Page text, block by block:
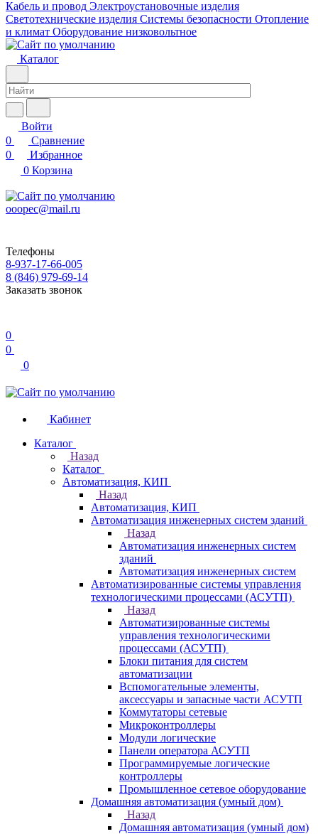
Кабель и провод Электроустановочные изделия
Светотехнические изделия Системы безопасности Отопление
и климат Оборудование низковольтное
Каталог
Войти
0
Сравнение
0
Избранное
0 Корзина
ooopec@mail.ru
Телефоны
8-937-17-66-005
8 (846) 979-69-14
Заказать звонок
0
0
0
Кабинет
Каталог
Назад
Каталог
Автоматизация, КИП
Назад
Автоматизация, КИП
Автоматизация инженерных систем зданий
Назад
Автоматизация инженерных систем
зданий
Автоматизация инженерных систем
Автоматизированные системы управления
технологическими процессами (АСУТП)
Назад
Автоматизированные системы
управления технологическими
процессами (АСУТП)
Блоки питания для систем
автоматизации
Вспомогательные элементы,
аксессуары и запасные части АСУТП
Коммутаторы сетевые
Микроконтроллеры
Модули логические
Панели оператора АСУТП
Программируемые логические
контроллеры
Промышленное сетевое оборудование
Домашняя автоматизация (умный дом)
Назад
Домашняя автоматизация (умный дом)